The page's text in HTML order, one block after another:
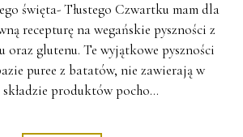
święta- Tłustego Czwartku mam dla
recepturę na wegańskie pyszności z
oraz glutenu. Te wyjątkowe pyszności
puree z batatów, nie zawierają w
składzie produktów pocho…